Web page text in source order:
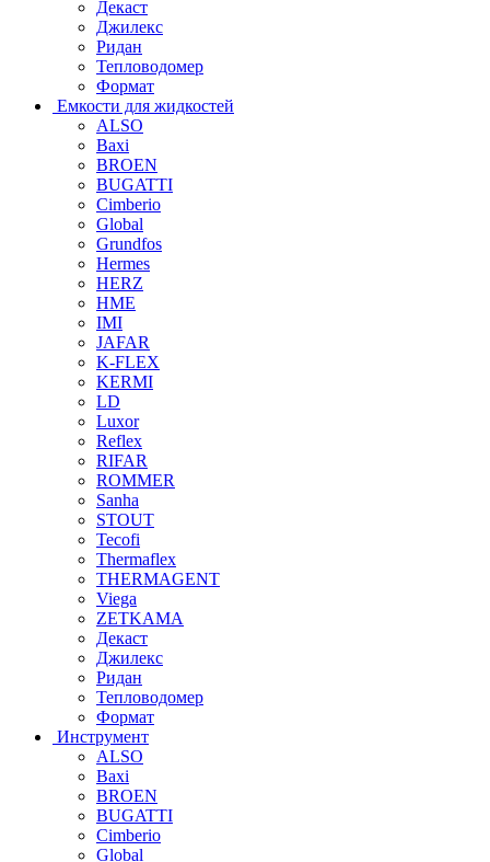
Декаст
Джилекс
Ридан
Тепловодомер
Формат
Емкости для жидкостей
ALSO
Baxi
BROEN
BUGATTI
Cimberio
Global
Grundfos
Hermes
HERZ
HME
IMI
JAFAR
K-FLEX
KERMI
LD
Luxor
Reflex
RIFAR
ROMMER
Sanha
STOUT
Tecofi
Thermaflex
THERMAGENT
Viega
ZETKAMA
Декаст
Джилекс
Ридан
Тепловодомер
Формат
Инструмент
ALSO
Baxi
BROEN
BUGATTI
Cimberio
Global